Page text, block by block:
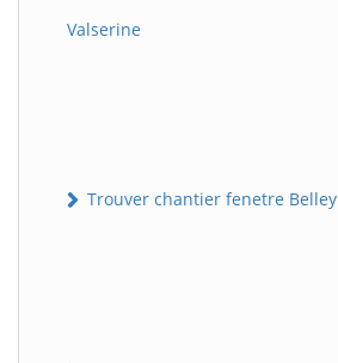
Valserine
Trouver chantier fenetre Belley